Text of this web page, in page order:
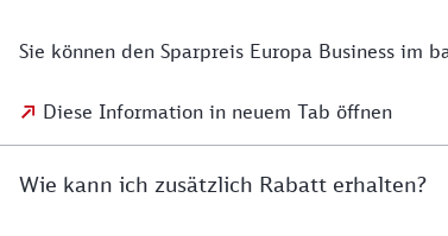
Sie können den Sparpreis Europa Business im
Diese Information in neuem Tab öffnen
Wie kann ich zusätzlich Rabatt erhalten?